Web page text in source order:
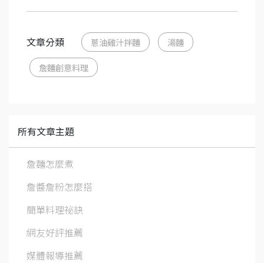
文章分類 蔥油雞汁拌麵 湯麵
詹麵創意料理
所有文章主題
詹麵怎麼煮
詹醬詹粉怎麼搭
簡單料理祕訣
網友好評推薦
媒體報導推薦